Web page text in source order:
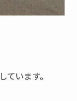
います。